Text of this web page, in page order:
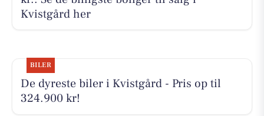
Kvistgård her
BILER
De dyreste biler i Kvistgård - Pris op til
324.900 kr!